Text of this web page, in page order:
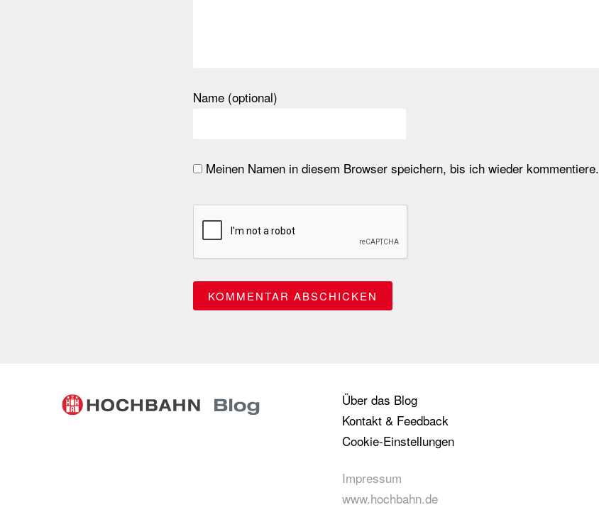
Name (optional)
Meinen Namen in diesem Browser speichern, bis ich wieder kommentiere.
Über das Blog
Kontakt & Feedback
Cookie-Einstellungen
Impressum
www.hochbahn.de